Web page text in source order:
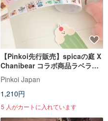
【Pinkoi先行販売】spicaの庭 X
Chanibear コラボ商品ラベラシ
ール喫茶店
Pinkoi Japan
1,210円
5 人がカートに入れています